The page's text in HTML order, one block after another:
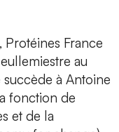
France
au
à Antoine
fonction de
et de la